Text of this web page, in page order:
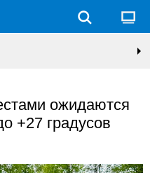
ожидаются
+27 градусов